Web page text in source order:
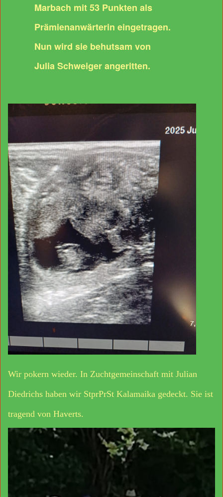
Marbach mit 53 Punkten als
Prämienanwärterin eingetragen.
Nun wird sie behutsam von
Julia Schweiger angeritten.
Wir pokern wieder. In Zuchtgemeinschaft mit Julian
Diedrichs haben wir StprPrSt Kalamaika gedeckt. Sie ist
tragend von Haverts.